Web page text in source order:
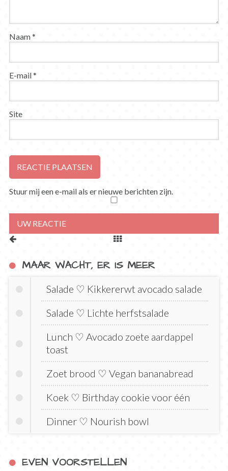
Naam*
E-mail*
Site
Stuur mij een e-mail als er nieuwe berichten zijn.
MAAR WACHT, ER IS MEER
Salade ♡ Kikkererwt avocado salade
Salade ♡ Lichte herfstsalade
Lunch ♡ Avocado zoete aardappel
toast
Zoet brood ♡ Vegan bananabread
Koek ♡ Birthday cookie voor één
Dinner ♡ Nourish bowl
EVEN VOORSTELLEN